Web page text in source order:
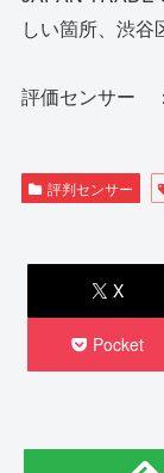
しい箇所、渋谷
評価センサー
評判センサー
X
Pocket